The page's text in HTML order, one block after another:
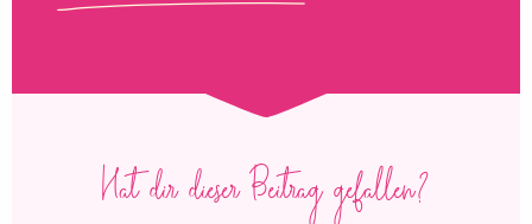
Hat dir dieser Beitrag gefallen?